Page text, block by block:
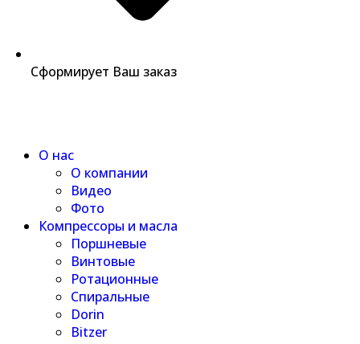
Сформирует Ваш заказ
О нас
О компании
Видео
Фото
Компрессоры и масла
Поршневые
Винтовые
Ротационные
Спиральные
Dorin
Bitzer